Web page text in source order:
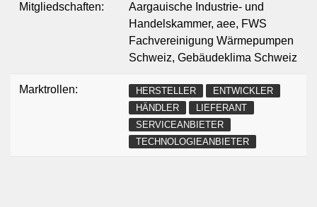
Mitgliedschaften:
Aargauische Industrie- und
Handelskammer, aee, FWS
Fachvereinigung Wärmepumpen
Schweiz, Gebäudeklima Schweiz
Marktrollen: HERSTELLER
ENTWICKLER
HÄNDLER
LIEFERANT
SERVICEANBIETER
TECHNOLOGIEANBIETER